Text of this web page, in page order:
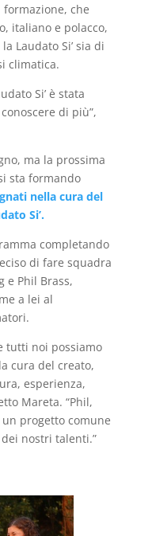
che
italiano e polacco,
Laudato Si’ sia di
climatica.
Si’ è stata
di più”,
ma la prossima
sta formando
nella cura del
Si’.
completando
di fare squadra
e Phil Brass,
a lei al
tutti noi possiamo
cura del creato,
esperienza,
Mareta. “Phil,
progetto comune
nostri talenti.”